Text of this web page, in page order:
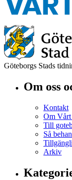
Göteborgs Stads
Om oss
Kontakt
Om
Till
Så
Arkiv